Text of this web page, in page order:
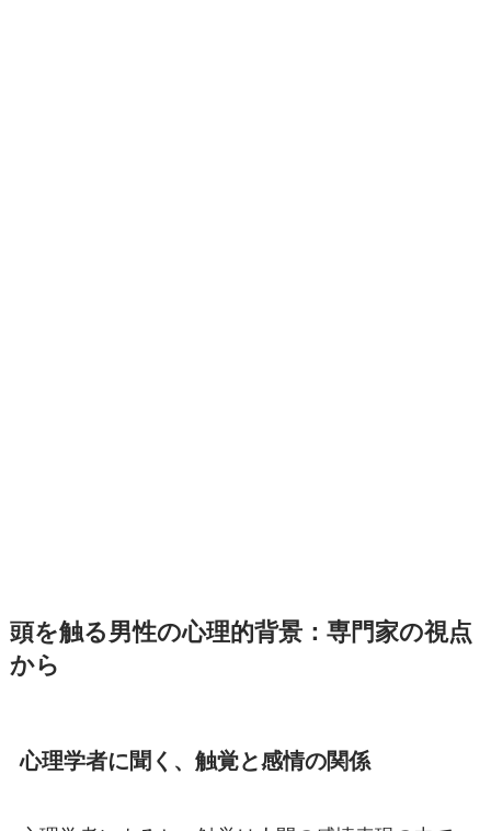
頭を触る男性の心理的背景：専門家の視点
から
心理学者に聞く、触覚と感情の関係